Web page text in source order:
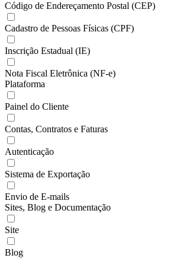
Código de Endereçamento Postal (CEP)
Cadastro de Pessoas Físicas (CPF)
Inscrição Estadual (IE)
Nota Fiscal Eletrônica (NF-e)
Plataforma
Painel do Cliente
Contas, Contratos e Faturas
Autenticação
Sistema de Exportação
Envio de E-mails
Sites, Blog e Documentação
Site
Blog